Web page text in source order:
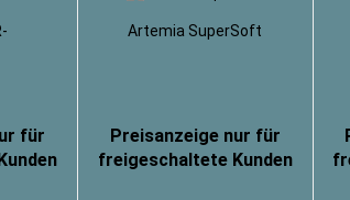
für
Artemia SuperSoft
Preisanzeige nur für
freigeschaltete Kunden